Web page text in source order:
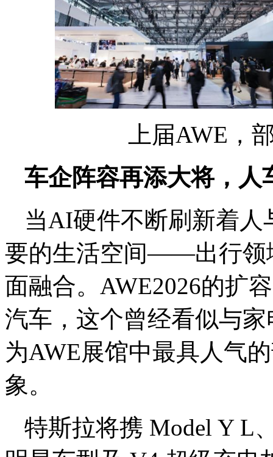
上届AWE，
车企阵容再添大将，人
当AI硬件不断刷新着
要的生活空间——出行领
面融合。AWE2026的扩
汽车，这个曾经看似与
为AWE展馆中最具人气
象。
特斯拉将携 Model Y L